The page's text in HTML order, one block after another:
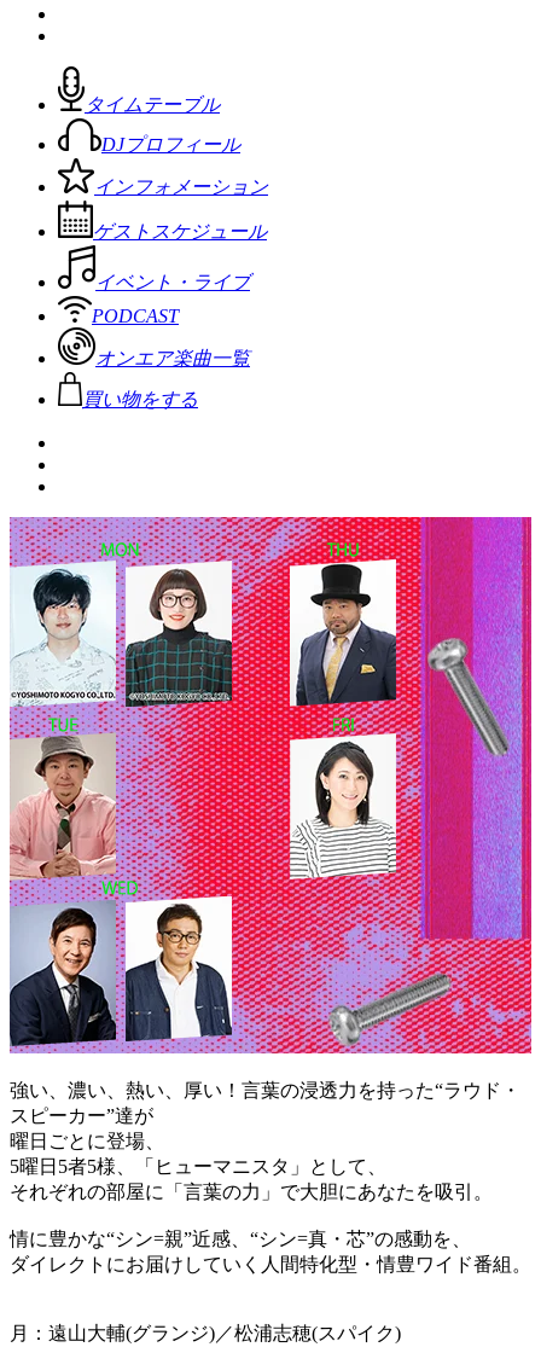
タイムテーブル
DJプロフィール
インフォメーション
ゲストスケジュール
イベント・ライブ
PODCAST
オンエア楽曲一覧
買い物をする
強い、濃い、熱い、厚い！言葉の浸透力を持った“ラウド・
スピーカー”達が
曜日ごとに登場、
5曜日5者5様、「ヒューマニスタ」として、
それぞれの部屋に「言葉の力」で大胆にあなたを吸引。
情に豊かな“シン=親”近感、“シン=真・芯”の感動を、
ダイレクトにお届けしていく人間特化型・情豊ワイド番組。
月：遠山大輔(グランジ)／松浦志穂(スパイク)